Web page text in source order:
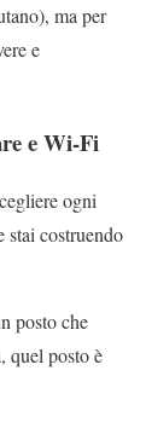
ma per
e
e Wi-Fi
ogni
stai costruendo
posto che
quel posto è